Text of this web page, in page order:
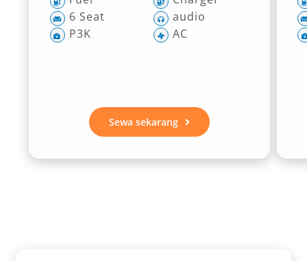
6 Seat
P3K
audio
AC
Sewa sekarang